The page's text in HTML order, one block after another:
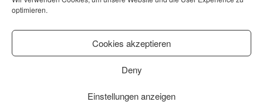
optimieren.
Cookies akzeptieren
Deny
Einstellungen anzeigen
@mr_gentleguy
© 2026 MR.GENTLEGUY - FASHION, LIFESTYLE, TRAVEL